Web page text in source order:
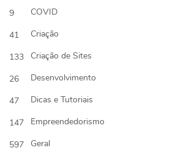
9
COVID
41
Criação
133
Criação de Sites
26
Desenvolvimento
47
Dicas e Tutoriais
147
Empreendedorismo
597
Geral